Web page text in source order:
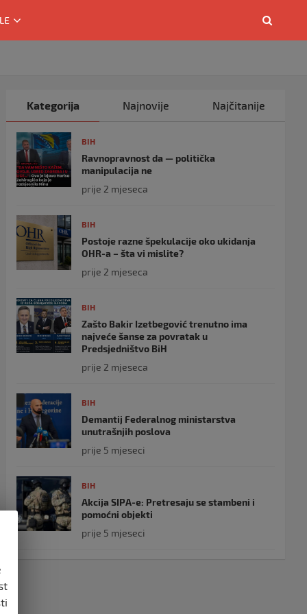
Kategorija Najnovije Najčitanije
BIH
Ravnopravnost da — politička
manipulacija ne
prije 2 mjeseca
BIH
Postoje razne špekulacije oko ukidanja
OHR-a – šta vi mislite?
prije 2 mjeseca
BIH
Zašto Bakir Izetbegović trenutno ima
najveće šanse za povratak u
Predsjedništvo BiH
prije 2 mjeseca
BIH
Demantij Federalnog ministarstva
unutrašnjih poslova
prije 5 mjeseci
BIH
Akcija SIPA-e: Pretresaju se stambeni i
pomoćni objekti
prije 5 mjeseci